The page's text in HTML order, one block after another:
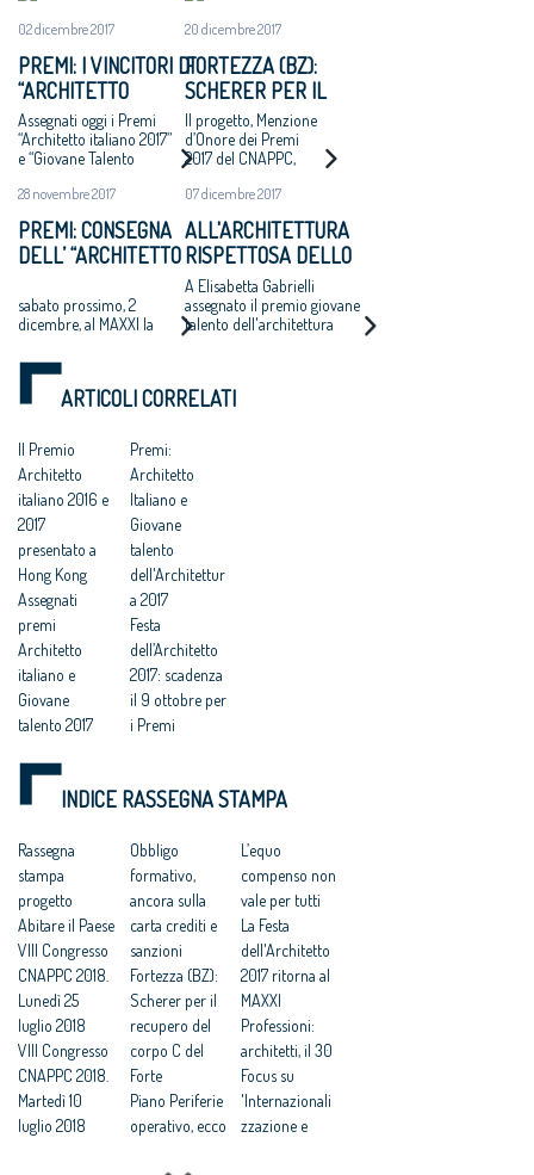
02 dicembre 2017
PREMI: I VINCITORI DI
“ARCHITETTO
ITALIANO 2017” E
“GIOVANE TALENTO
DELL’ARCHITETTURA
ITALIANA 2017”
Assegnati oggi i Premi
“Architetto italiano 2017”
e “Giovane Talento
2017” che il Consiglio
Pianificatori, Paesaggisti e
Conservatori ha bandito,
28 novembre 2017
PREMI: CONSEGNA
DELL’ “ARCHITETTO
DEL “GIOVANE
TALENTO
DELL’ARCHITETTURA
ITALIANA 2017”
sabato prossimo, 2
dicembre, al MAXXI la
2017” – verso l’VIII
Congresso degli
Architetti italiani
20 dicembre 2017
FORTEZZA (BZ):
SCHERER PER IL
RECUPERO DEL
CORPO C DEL
FORTE
Il progetto, Menzione
d’Onore dei Premi
2017 del CNAPPC,
distrutto per
della SS12
07 dicembre 2017
ALL'ARCHITETTURA
RISPETTOSA DELLO
STUDIO
CARAVATTI_CARAVATTI
IL PREMIO
A Elisabetta Gabrielli
assegnato il premio giovane
talento dell'architettura
2017 per il progetto del
ARTICOLI CORRELATI
Il Premio
Architetto
italiano 2016 e
2017
presentato a
Hong Kong
Assegnati
premi
Architetto
italiano e
Giovane
talento 2017
dell'Architetto
2017 ritorna al
Festa
dell’Architetto
2017 - Una
legge per
l’architettura
Festa
dell’Architetto
2017, Consiglio
Nazionale: “I
bravi architetti
vanno
premiati”
Premi:
Architetto
Italiano e
Giovane
talento
dell'Architettur
a 2017
Festa
dell’Architetto
2017: scadenza
il 9 ottobre per
i Premi
Italiano e
Talento
dell’Architettur
a 2017, come
candidarsi
Festa
dell'Architetto:
al via i Premi
Architetto
Italiano e
Giovane
talento
dell’Architettur
INDICE RASSEGNA STAMPA
Rassegna
stampa
progetto
Abitare il Paese
VIII Congresso
CNAPPC 2018.
Lunedì 25
luglio 2018
VIII Congresso
CNAPPC 2018.
Martedì 10
luglio 2018
Obbligo
formativo,
ancora sulla
carta crediti e
sanzioni
Fortezza (BZ):
Scherer per il
recupero del
corpo C del
Forte
Piano Periferie
operativo, ecco
L’equo
compenso non
vale per tutti
La Festa
dell'Architetto
2017 ritorna al
MAXXI
Professioni:
architetti, il 30
Focus su
'Internazionali
zzazione e